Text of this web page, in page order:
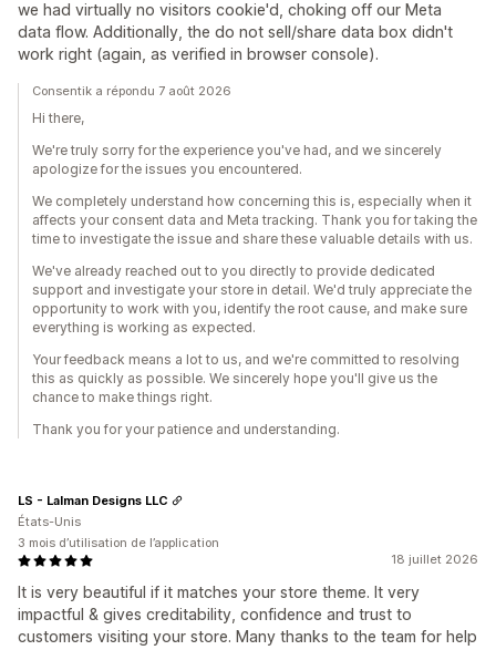
we had virtually no visitors cookie'd, choking off our Meta
data flow. Additionally, the do not sell/share data box didn't
work right (again, as verified in browser console).
Consentik a répondu 7 août 2026
Hi there,
We're truly sorry for the experience you've had, and we sincerely
apologize for the issues you encountered.
We completely understand how concerning this is, especially when it
affects your consent data and Meta tracking. Thank you for taking the
time to investigate the issue and share these valuable details with us.
We've already reached out to you directly to provide dedicated
support and investigate your store in detail. We'd truly appreciate the
opportunity to work with you, identify the root cause, and make sure
everything is working as expected.
Your feedback means a lot to us, and we're committed to resolving
this as quickly as possible. We sincerely hope you'll give us the
chance to make things right.
Thank you for your patience and understanding.
18 juillet 2026
It is very beautiful if it matches your store theme. It very
impactful & gives creditability, confidence and trust to
customers visiting your store. Many thanks to the team for help
LS - Lalman Designs LLC
États-Unis
3 mois d’utilisation de l’application